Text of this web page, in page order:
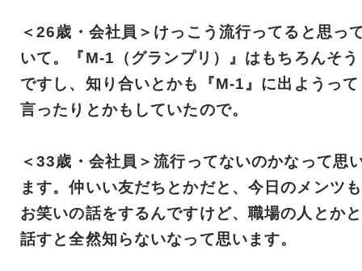
＜26歳・会社員＞けっこう流行ってると思っ
いて。『M-1（グランプリ）』はもちろんそう
ですし、知り合いとかも『M-1』に出ようって
言ったりとかもしていたので。
＜33歳・会社員＞流行ってないのかなって思
ます。仲いい友だちとかだと、今日のメンツも
お笑いの話をするんですけど、職場の人とかと
話すと全然知らないなって思います。